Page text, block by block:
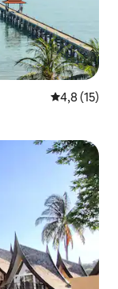
Середня
4,8 (15)